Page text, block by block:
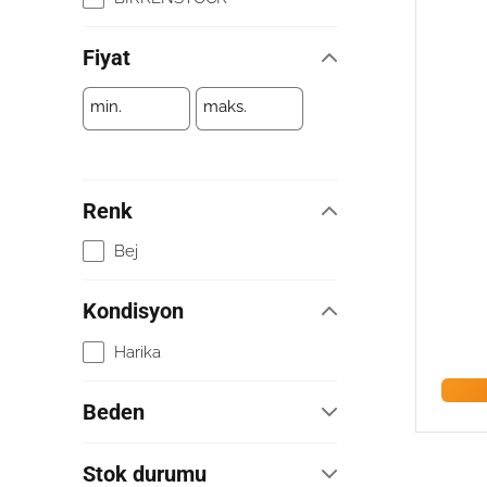
Fiyat
min. maks.
Renk
Bej
Kondisyon
Harika
Beden
Stok durumu